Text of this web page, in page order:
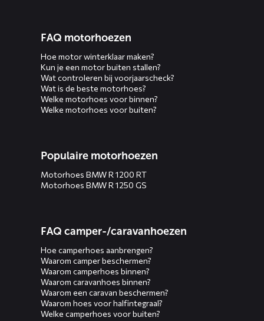
FAQ motorhoezen
Hoe motor winterklaar maken?
Kun je een motor buiten stallen?
Wat controleren bij voorjaarscheck?
Wat is de beste motorhoes?
Welke motorhoes voor binnen?
Welke motorhoes voor buiten?
Populaire motorhoezen
Motorhoes BMW R 1200 RT
Motorhoes BMW R 1250 GS
FAQ camper-/caravanhoezen
Hoe camperhoes aanbrengen?
Waarom camper beschermen?
Waarom camperhoes binnen?
Waarom caravanhoes binnen?
Waarom een caravan beschermen?
Waarom hoes voor halfintegraal?
Welke camperhoes voor buiten?